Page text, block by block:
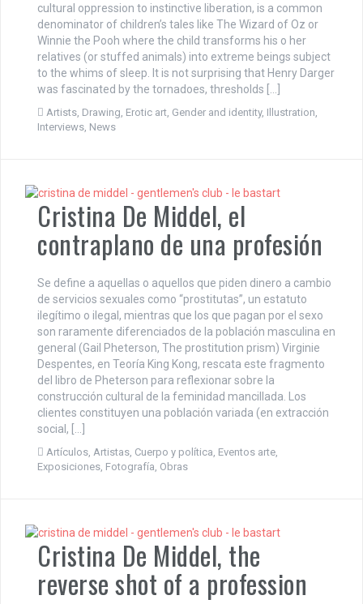
cultural oppression to instinctive liberation, is a common
denominator of children’s tales like The Wizard of Oz or
Winnie the Pooh where the child transforms his o her
relatives (or stuffed animals) into extreme beings subject
to the whims of sleep. It is not surprising that Henry Darger
was fascinated by the tornadoes, thresholds […]
Artists Drawing Erotic art Gender and identity, Illustration
Interviews News
Cristina De Middel, el
contraplano de una profesión
Se define a aquellas o aquellos que piden dinero a cambio
de servicios sexuales como “prostitutas”, un estatuto
ilegítimo o ilegal, mientras que los que pagan por el sexo
son raramente diferenciados de la población masculina en
general (Gail Pheterson, The prostitution prism) Virginie
Despentes, en Teoría King Kong, rescata este fragmento
del libro de Pheterson para reflexionar sobre la
construcción cultural de la feminidad mancillada. Los
clientes constituyen una población variada (en extracción
social, […]
Artículos, Artistas, Cuerpo y política, Eventos arte,
Exposiciones, Fotografía, Obras
Cristina De Middel, the
reverse shot of a profession